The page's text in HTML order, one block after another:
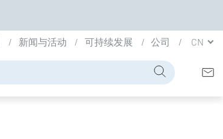
新闻与活动 可持续发展 公司 CN